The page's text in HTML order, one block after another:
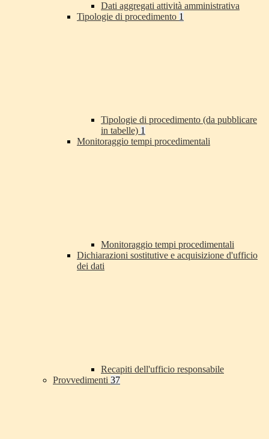
Dati aggregati attività amministrativa
Tipologie di procedimento 1
Tipologie di procedimento (da pubblicare
in tabelle) 1
Monitoraggio tempi procedimentali
Monitoraggio tempi procedimentali
Dichiarazioni sostitutive e acquisizione d'ufficio
dei dati
Recapiti dell'ufficio responsabile
Provvedimenti 37